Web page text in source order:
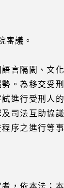
審議。
言隔閡、文
。為移交受
進行受刑人
司法互助協
序之進行等